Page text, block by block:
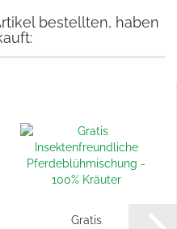
bestellten, haben
Gratis